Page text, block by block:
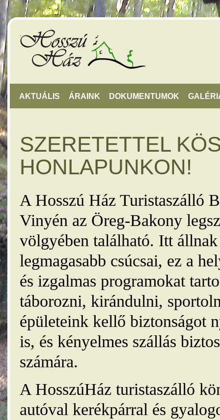
AKTUÁLIS ÁRAINK DOKUMENTUMOK
SZERETETTEL
HONLAPUNKON!
A Hosszú Ház Turistaszálló
Vinyén az Öreg-Bakony
völgyében található. Itt
legmagasabb csúcsai, ez a
és izgalmas programokat
táborozni, kirándulni,
épületeink kellő biztonságot
is, és kényelmes szállás
számára.
A HosszúHáz turistaszálló
autóval kerékpárral és